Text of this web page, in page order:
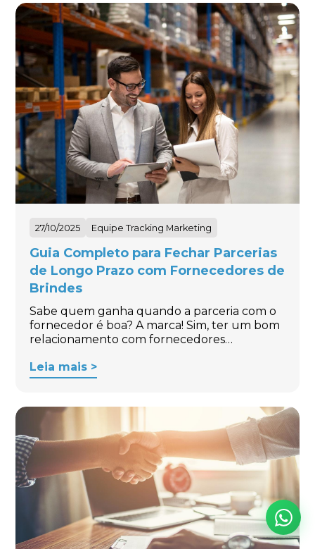
27/10/2025 Equipe Tracking Marketing
Guia Completo para Fechar Parcerias
de Longo Prazo com Fornecedores de
Brindes
Sabe quem ganha quando a parceria com o
fornecedor é boa? A marca! Sim, ter um bom
relacionamento com fornecedores…
Leia mais >